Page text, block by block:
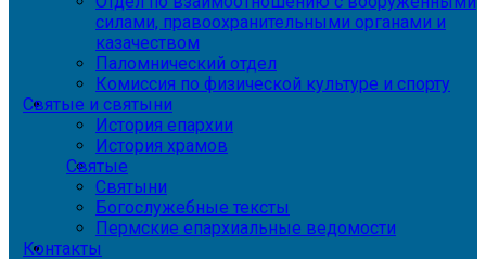
силами, правоохранительными органами и
казачеством
Паломнический отдел
Комиссия по физической культуре и спорту
Святые и святыни
История епархии
История храмов
Святые
Святыни
Богослужебные тексты
Пермские епархиальные ведомости
Контакты